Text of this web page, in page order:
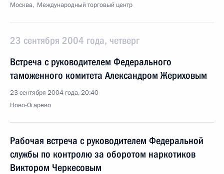
Москва, Международный торговый центр
23 сентября 2004 года, четверг
Встреча с руководителем Федерального
таможенного комитета Александром Жериховым
23 сентября 2004 года, 20:40
Ново-Огарево
Рабочая встреча с руководителем Федеральной
службы по контролю за оборотом наркотиков
Виктором Черкесовым